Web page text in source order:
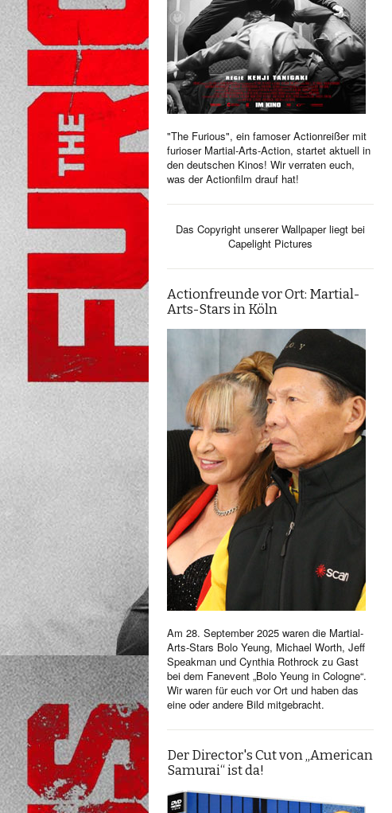
"The Furious", ein famoser Actionreißer mit
furioser Martial-Arts-Action, startet aktuell in
den deutschen Kinos! Wir verraten euch,
was der Actionfilm drauf hat!
Das Copyright unserer Wallpaper liegt bei
Capelight Pictures
Actionfreunde vor Ort: Martial-
Arts-Stars in Köln
Am 28. September 2025 waren die Martial-
Arts-Stars Bolo Yeung, Michael Worth, Jeff
Speakman und Cynthia Rothrock zu Gast
bei dem Fanevent „Bolo Yeung in Cologne“.
Wir waren für euch vor Ort und haben das
eine oder andere Bild mitgebracht.
Der Director's Cut von „American
Samurai“ ist da!